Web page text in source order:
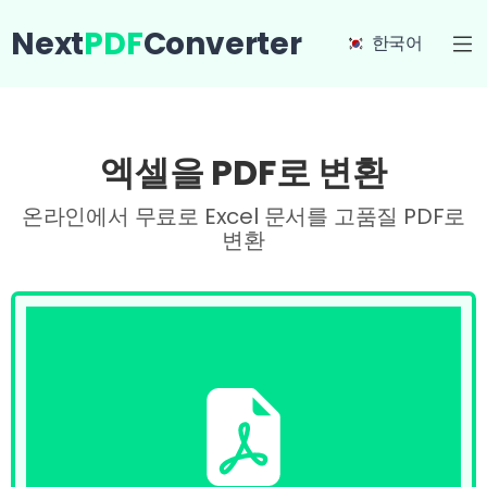
NextPDFConverter 한국어
엑셀을 PDF로 변환
온라인에서 무료로 Excel 문서를 고품질 PDF로
변환